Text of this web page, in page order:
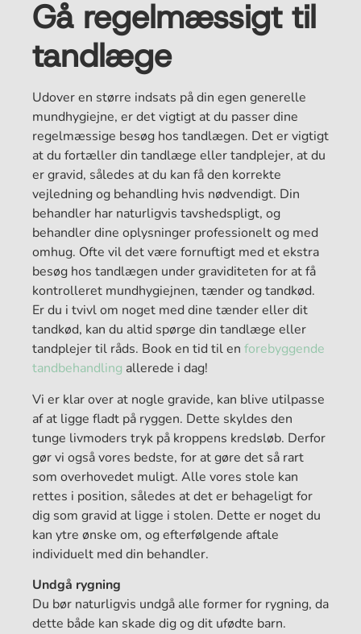
Gå regelmæssigt til
tandlæge
Udover en større indsats på din egen generelle
mundhygiejne, er det vigtigt at du passer dine
regelmæssige besøg hos tandlægen. Det er vigtigt
at du fortæller din tandlæge eller tandplejer, at du
er gravid, således at du kan få den korrekte
vejledning og behandling hvis nødvendigt. Din
behandler har naturligvis tavshedspligt, og
behandler dine oplysninger professionelt og med
omhug. Ofte vil det være fornuftigt med et ekstra
besøg hos tandlægen under graviditeten for at få
kontrolleret mundhygiejnen, tænder og tandkød.
Er du i tvivl om noget med dine tænder eller dit
tandkød, kan du altid spørge din tandlæge eller
tandplejer til råds. Book en tid til en forebyggende
tandbehandling allerede i dag!
Vi er klar over at nogle gravide, kan blive utilpasse
af at ligge fladt på ryggen. Dette skyldes den
tunge livmoders tryk på kroppens kredsløb. Derfor
gør vi også vores bedste, for at gøre det så rart
som overhovedet muligt. Alle vores stole kan
rettes i position, således at det er behageligt for
dig som gravid at ligge i stolen. Dette er noget du
kan ytre ønske om, og efterfølgende aftale
individuelt med din behandler.
Undgå rygning
Du bør naturligvis undgå alle former for rygning, da
dette både kan skade dig og dit ufødte barn.